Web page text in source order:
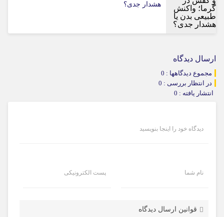
هشدار جدی؟
ارسال دیدگاه
مجموع دیدگاهها : 0
در انتظار بررسی : 0
انتشار یافته : 0
دیدگاه خود را اینجا بنویسید
نام شما پست الکترونیکی
قوانین ارسال دیدگاه